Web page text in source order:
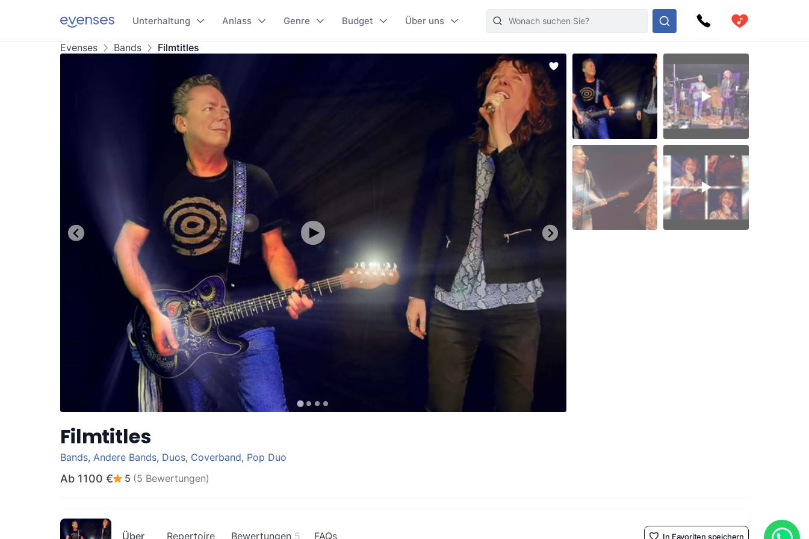
Unterhaltung Anlass Genre Budget Über uns
Evenses Bands Filmtitles
Filmtitles
Bands, Andere Bands, Duos, Coverband, Pop Duo
Ab 1100 € 5 (5 Bewertungen)
Über Repertoire Bewertungen 5 FAQs In Favoriten speichern